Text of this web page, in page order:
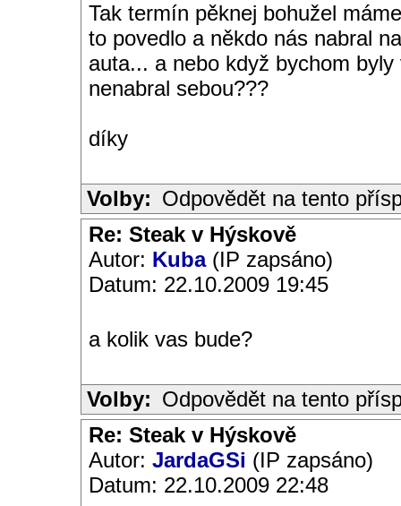
Tak termín pěknej bohužel
to povedlo a někdo nás nabral
auta... a nebo když bychom
nenabral sebou???
díky
Volby: Odpovědět na tento
Re: Steak v Hýskově
Autor: Kuba(IP zapsáno)
Datum: 22.10.2009 19:45
a kolik vas bude?
Volby: Odpovědět na tento
Re: Steak v Hýskově
Autor: JardaGSi (IP zapsáno)
Datum: 22.10.2009 22:48